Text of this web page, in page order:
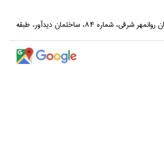
خيابان انقلاب، خيابان فخررازي، خيابان روانمهر شرقي، شماره 84، ساختمان ديدآور، طبقه